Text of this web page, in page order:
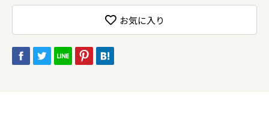
お気に入り